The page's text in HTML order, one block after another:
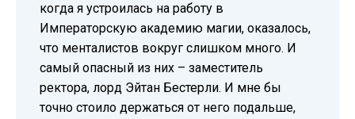
когда я устроилась на работу в
Императорскую академию магии, оказалось,
что менталистов вокруг слишком много. И
самый опасный из них – заместитель
ректора, лорд Эйтан Бестерли. И мне бы
точно стоило держаться от него подальше,